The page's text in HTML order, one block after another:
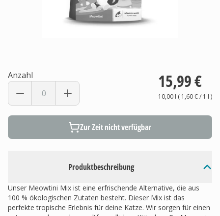
Produktbeschreibung
Unser Meowtini Mix ist eine erfrischende Alternative, die aus
100 % ökologischen Zutaten besteht. Dieser Mix ist das
perfekte tropische Erlebnis für deine Katze. Wir sorgen für einen
Anzahl 15,99 €
10,00 l ( 1,60 €/ 1 l )
Zur Zeit nicht verfügbar